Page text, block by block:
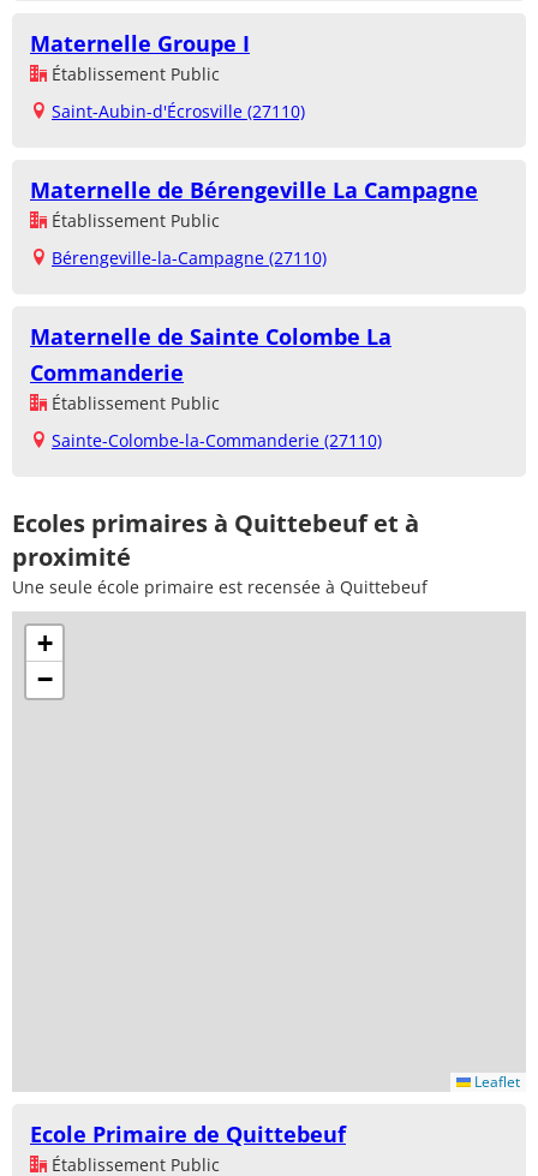
Maternelle Groupe I
Établissement Public
Saint-Aubin-d'Écrosville (27110)
Maternelle de Bérengeville La Campagne
Établissement Public
Bérengeville-la-Campagne (27110)
Maternelle de Sainte Colombe La
Commanderie
Établissement Public
Sainte-Colombe-la-Commanderie (27110)
Ecoles primaires à Quittebeuf et à
proximité
Une seule école primaire est recensée à Quittebeuf
+
−
Leaflet
Ecole Primaire de Quittebeuf
Établissement Public